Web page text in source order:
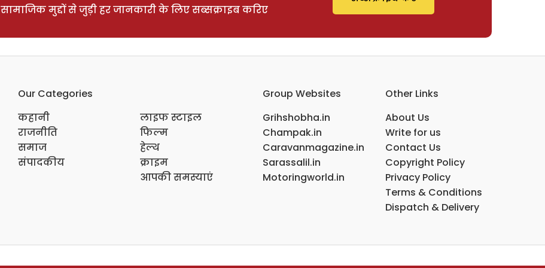
मुद्दों से जुड़ी हर जानकारी के लिए सब्सक्राइब करिए
Our Categories
कहानी
राजनीति
समाज
संपादकीय
लाइफ स्टाइल
फिल्म
हेल्थ
क्राइम
आपकी समस्याएं
Group Websites
Grihshobha.in
Champak.in
Caravanmagazine.in
Sarassalil.in
Motoringworld.in
Other Links
About Us
Write for us
Contact Us
Copyright Policy
Privacy Policy
Terms & Conditions
Dispatch & Delivery